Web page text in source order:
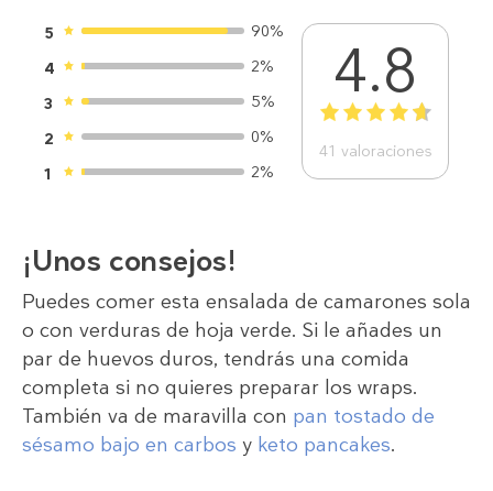
5
90%
4
2%
3
5%
2
0%
1
2%
4.8
1 2 3 4 5
41 valoraciones
¡Unos consejos!
Puedes comer esta ensalada de camarones sola
o con verduras de hoja verde. Si le añades un
par de huevos duros, tendrás una comida
completa si no quieres preparar los wraps.
También va de maravilla con pan tostado de
sésamo bajo en carbos y keto pancakes.